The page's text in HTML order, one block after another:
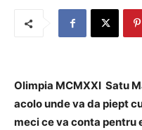
Olimpia MCMXXI Satu
acolo unde va da piept
meci ce va conta pentru